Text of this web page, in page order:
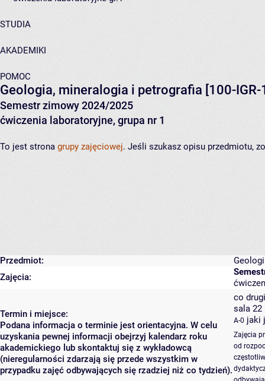
STUDIA
AKADEMIKI
POMOC
Geologia, mineralogia i petrografia [100-
Semestr zimowy 2024/2025
ćwiczenia laboratoryjne, grupa nr 1
To jest strona grupy zajęciowej. Jeśli szukasz opisu przedmiotu,
Przedmiot:
Zajęcia:
Termin i miejsce:
Podana informacja o terminie jest orientacyjna. W celu
uzyskania pewnej informacji obejrzyj kalendarz roku
akademickiego lub skontaktuj się z wykładowcą
(nieregularności zdarzają się przede wszystkim w
przypadku zajęć odbywających się rzadziej niż co tydzień).
co
sala 22
A-0 jaki
Zajęcia
od